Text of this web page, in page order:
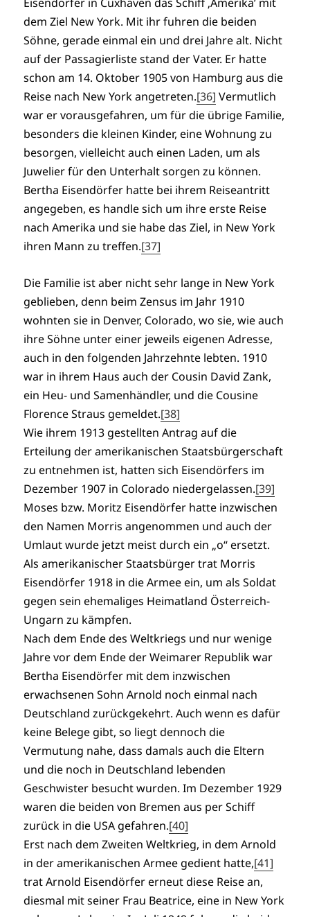
dem Ziel New York. Mit ihr fuhren die beiden
Söhne, gerade einmal ein und drei Jahre alt. Nicht
auf der Passagierliste stand der Vater. Er hatte
schon am 14. Oktober 1905 von Hamburg aus die
Reise nach New York angetreten.[36] Vermutlich
war er vorausgefahren, um für die übrige Familie,
besonders die kleinen Kinder, eine Wohnung zu
besorgen, vielleicht auch einen Laden, um als
Juwelier für den Unterhalt sorgen zu können.
Bertha Eisendörfer hatte bei ihrem Reiseantritt
angegeben, es handle sich um ihre erste Reise
nach Amerika und sie habe das Ziel, in New York
ihren Mann zu treffen.[37]
Die Familie ist aber nicht sehr lange in New York
geblieben, denn beim Zensus im Jahr 1910
wohnten sie in Denver, Colorado, wo sie, wie auch
ihre Söhne unter einer jeweils eigenen Adresse,
auch in den folgenden Jahrzehnte lebten. 1910
war in ihrem Haus auch der Cousin David Zank,
ein Heu- und Samenhändler, und die Cousine
Florence Straus gemeldet.[38]
Wie ihrem 1913 gestellten Antrag auf die
Erteilung der amerikanischen Staatsbürgerschaft
zu entnehmen ist, hatten sich Eisendörfers im
Dezember 1907 in Colorado niedergelassen.[39]
Moses bzw. Moritz Eisendörfer hatte inzwischen
den Namen Morris angenommen und auch der
Umlaut wurde jetzt meist durch ein „o“ ersetzt.
Als amerikanischer Staatsbürger trat Morris
Eisendörfer 1918 in die Armee ein, um als Soldat
gegen sein ehemaliges Heimatland Österreich-
Ungarn zu kämpfen.
Nach dem Ende des Weltkriegs und nur wenige
Jahre vor dem Ende der Weimarer Republik war
Bertha Eisendörfer mit dem inzwischen
erwachsenen Sohn Arnold noch einmal nach
Deutschland zurückgekehrt. Auch wenn es dafür
keine Belege gibt, so liegt dennoch die
Vermutung nahe, dass damals auch die Eltern
und die noch in Deutschland lebenden
Geschwister besucht wurden. Im Dezember 1929
waren die beiden von Bremen aus per Schiff
zurück in die USA gefahren.[40]
Erst nach dem Zweiten Weltkrieg, in dem Arnold
in der amerikanischen Armee gedient hatte,[41]
trat Arnold Eisendörfer erneut diese Reise an,
diesmal mit seiner Frau Beatrice, eine in New York